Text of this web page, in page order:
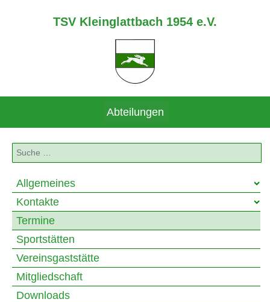
TSV Kleinglattbach 1954 e.V.
Abteilungen
Suchen
Allgemeines
Kontakte
Termine
Sportstätten
Vereinsgaststätte
Mitgliedschaft
Downloads